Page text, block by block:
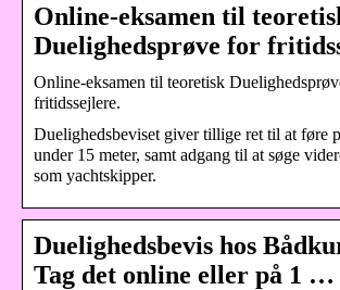
Online-eksamen til
Duelighedsprøve for
Online-eksamen til teoretisk
fritidssejlere.
Duelighedsbeviset giver tillige ret til at føre
under 15 meter, samt adgang til at søge
som yachtskipper.
Duelighedsbevis hos
Tag det online eller på 1 …